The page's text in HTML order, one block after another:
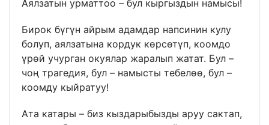
Аялзатын урматтоо – бул кыргыздын намысы!
Бирок бүгүн айрым адамдар напсинин кулу
болуп, аялзатына кордук көрсөтүп, коомдо
үрөй учурган окуялар жаралып жатат. Бул –
чоң трагедия, бул – намысты тебелөө, бул –
коомду кыйратуу!
Ата катары – биз кыздарыбызды аруу сактап,